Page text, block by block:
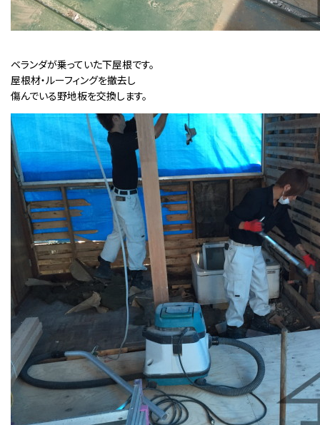
ベランダが乗っていた下屋根です。
屋根材・ルーフィングを撤去し
傷んでいる野地板を交換します。